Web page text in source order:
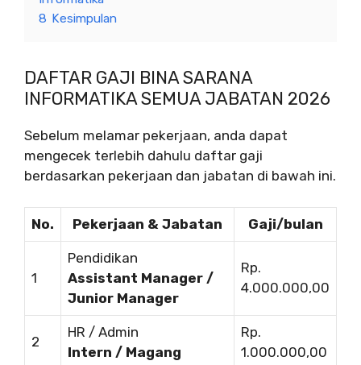
8 Kesimpulan
DAFTAR GAJI BINA SARANA
INFORMATIKA SEMUA JABATAN 2026
Sebelum melamar pekerjaan, anda dapat
mengecek terlebih dahulu daftar gaji
berdasarkan pekerjaan dan jabatan di bawah ini.
No. Pekerjaan & Jabatan Gaji/bulan
1
Pendidikan
Assistant Manager /
Junior Manager
Rp.
4.000.000,00
2
HR / Admin
Intern / Magang
Rp.
1.000.000,00